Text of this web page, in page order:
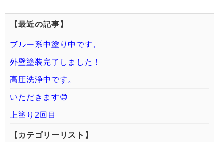
【最近の記事】
ブルー系中塗り中です。
外壁塗装完了しました！
高圧洗浄中です。
いただきます😊
上塗り2回目
【カテゴリーリスト】